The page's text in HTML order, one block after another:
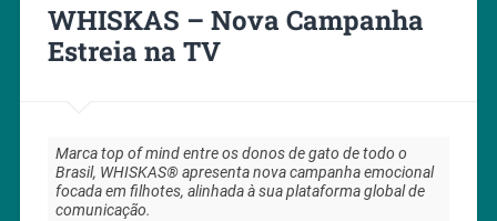
WHISKAS – Nova Campanha
Estreia na TV
Marca top of mind entre os donos de gato de todo o
Brasil, WHISKAS® apresenta nova campanha emocional
focada em filhotes, alinhada à sua plataforma global de
comunicação.